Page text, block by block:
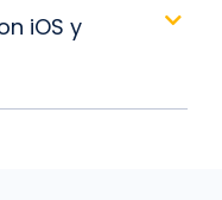
iOS y